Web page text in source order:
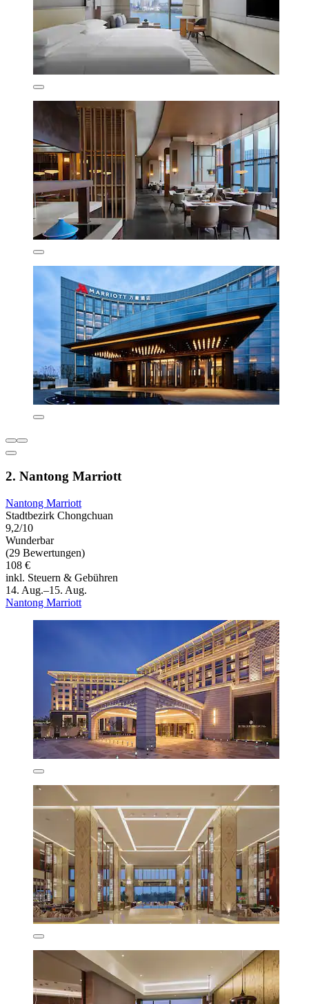
2. Nantong Marriott
Nantong Marriott
Stadtbezirk Chongchuan
9,2/10
Wunderbar
(29 Bewertungen)
108 €
inkl. Steuern & Gebühren
14. Aug.–15. Aug.
Nantong Marriott